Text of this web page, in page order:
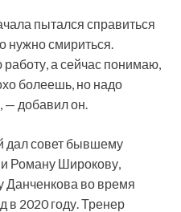
пытался справиться
нужно смириться.
а сейчас понимаю,
болеешь, но надо
— добавил он.
дал совет бывшему
Роману Широкову,
Данченкова во время
в 2020 году. Тренер